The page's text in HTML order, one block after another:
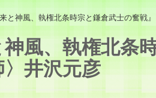
と神風、執権北条時宗と鎌倉武士の奮戦
風、執権北条
井沢元彦